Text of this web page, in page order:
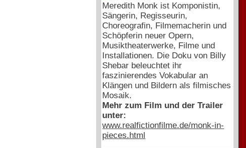
Meredith Monk ist Komponistin,
Sängerin, Regisseurin,
Choreografin, Filmemacherin und
Schöpferin neuer Opern,
Musiktheaterwerke, Filme und
Installationen. Die Doku von Billy
Shebar beleuchtet ihr
faszinierendes Vokabular an
Klängen und Bildern als filmisches
Mosaik.
Mehr zum Film und der Trailer
unter:
www.realfictionfilme.de/monk-in-
pieces.html